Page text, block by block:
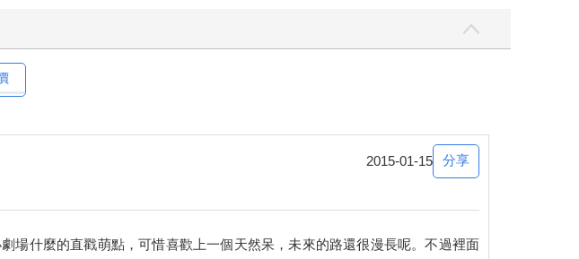
2015-01-15 分享
場什麼的直戳萌點，可惜喜歡上一個天然呆，未來的路還很漫長呢。不過裡面